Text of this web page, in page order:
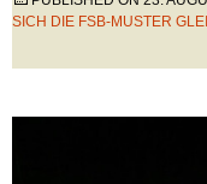
SICH DIE FSB-MUSTER